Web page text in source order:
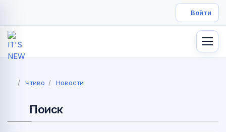
Чтиво Новости
Поиск